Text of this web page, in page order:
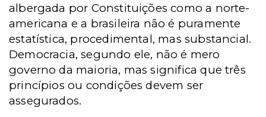
albergada por Constituições como a norte-
americana e a brasileira não é puramente
estatística, procedimental, mas substancial.
Democracia, segundo ele, não é mero
governo da maioria, mas significa que três
princípios ou condições devem ser
assegurados.